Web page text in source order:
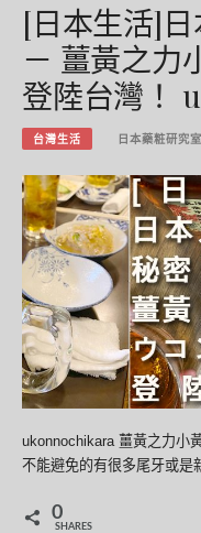
[日本生活]
－ 薑黃之力
登陸台灣！
台灣生活 日本藥粧研究室
ukonnochikara 薑黃之力小
不能避免的有很多尾牙或是
0
SHARES